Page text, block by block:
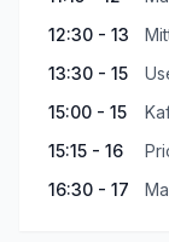
12:30 - 13
13:30 - 15
15:00 - 15
15:15 - 16
16:30 - 17